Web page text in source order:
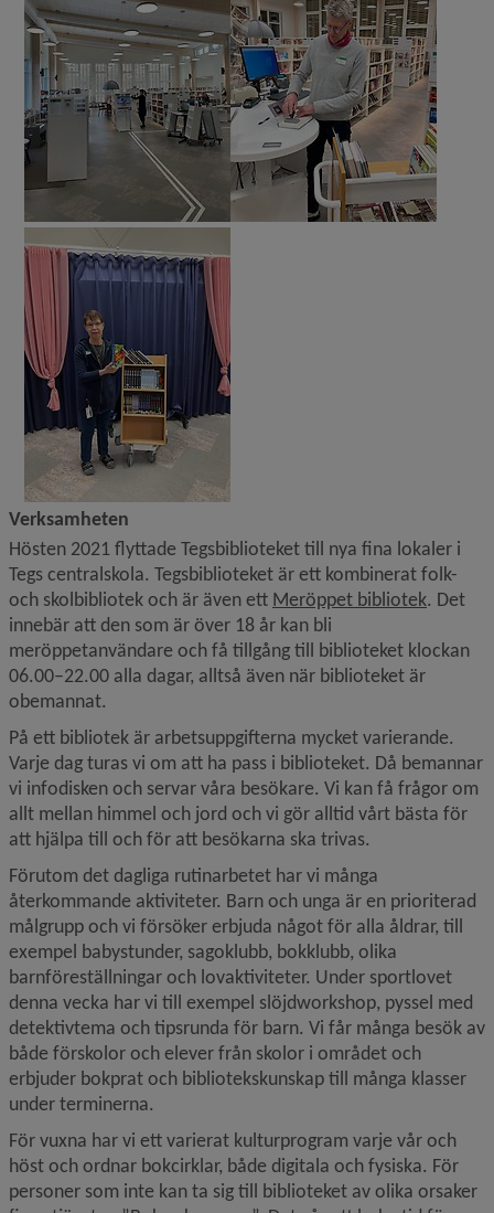
Verksamheten
Hösten 2021 flyttade Tegsbiblioteket till nya fina lokaler i
Tegs centralskola. Tegsbiblioteket är ett kombinerat folk-
och skolbibliotek och är även ett Meröppet bibliotekLänk till
. Det
innebär att den som är över 18 år kan bli
meröppetanvändare och få tillgång till biblioteket klockan
06.00–22.00 alla dagar, alltså även när biblioteket är
obemannat.
På ett bibliotek är arbetsuppgifterna mycket varierande.
Varje dag turas vi om att ha pass i biblioteket. Då bemannar
vi infodisken och servar våra besökare. Vi kan få frågor om
allt mellan himmel och jord och vi gör alltid vårt bästa för
att hjälpa till och för att besökarna ska trivas.
Förutom det dagliga rutinarbetet har vi många
återkommande aktiviteter. Barn och unga är en prioriterad
målgrupp och vi försöker erbjuda något för alla åldrar, till
exempel babystunder, sagoklubb, bokklubb, olika
barnföreställningar och lovaktiviteter. Under sportlovet
denna vecka har vi till exempel slöjdworkshop, pyssel med
detektivtema och tipsrunda för barn. Vi får många besök av
både förskolor och elever från skolor i området och
erbjuder bokprat och biblioteks­kunskap till många klasser
under terminerna.
För vuxna har vi ett varierat kulturprogram varje vår och
höst och ordnar bokcirklar, både digitala och fysiska. För
personer som inte kan ta sig till biblioteket av olika orsaker